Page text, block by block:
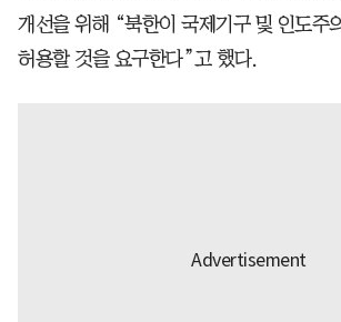
개선을 위해 “북한이 국제기구 및 인도주
허용할 것을 요구한다”고 했다.